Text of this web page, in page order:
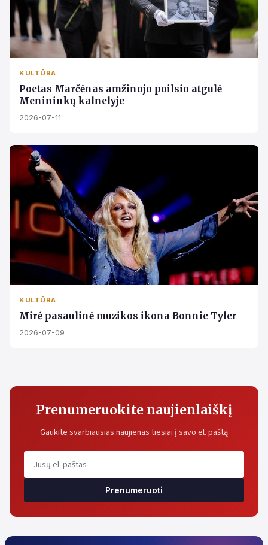
KULTŪRA
Poetas Marčėnas amžinojo poilsio atgulė
Menininkų kalnelyje
2026-07-11
KULTŪRA
Mirė pasaulinė muzikos ikona Bonnie Tyler
2026-07-09
Prenumeruokite naujienlaiškį
Gaukite svarbiausias naujienas tiesiai į savo el. paštą
Prenumeruoti